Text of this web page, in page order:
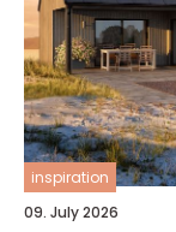
inspiration
09. July 2026